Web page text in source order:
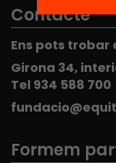
Contacte
Ens pots trobar
Girona 34,
Tel 934 588 700
Formem